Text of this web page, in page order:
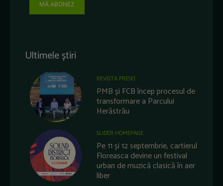
MĂ ABONEZ
Ultimele știri
REVISTA PRESEI
PMB și FCB încep procesul de
transformare a Parcului
Herăstrău
SLIDER HOMEPAGE
Pe 11 și 12 septembrie, cartierul
Floreasca devine un festival
urban de muzică clasică în aer
liber